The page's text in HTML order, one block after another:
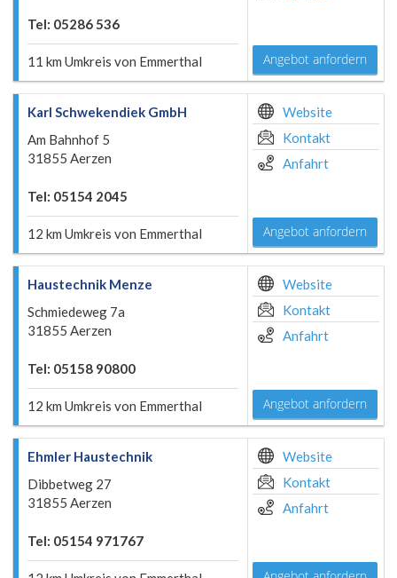
Tel: 05286 536
11 km Umkreis von Emmerthal Angebot anfordern
Karl Schwekendiek GmbH
Am Bahnhof 5
31855 Aerzen
Tel: 05154 2045
12 km Umkreis von Emmerthal
Website
Kontakt
Anfahrt
Angebot anfordern
Haustechnik Menze
Schmiedeweg 7a
31855 Aerzen
Tel: 05158 90800
12 km Umkreis von Emmerthal
Website
Kontakt
Anfahrt
Angebot anfordern
Ehmler Haustechnik
Dibbetweg 27
31855 Aerzen
Tel: 05154 971767
Website
Kontakt
Anfahrt